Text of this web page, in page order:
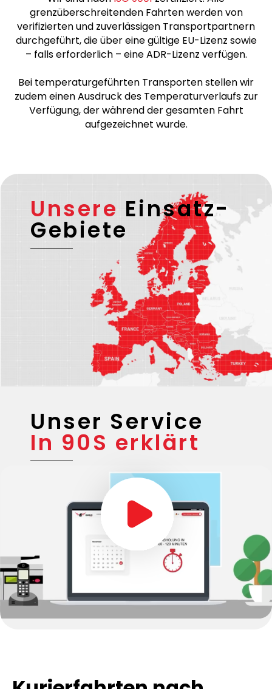
grenzüberschreitenden Fahrten werden von
verifizierten und zuverlässigen Transportpartnern
durchgeführt, die über eine gültige EU-Lizenz sowie
– falls erforderlich – eine ADR-Lizenz verfügen.
Bei temperaturgeführten Transporten stellen wir
zudem einen Ausdruck des Temperaturverlaufs zur
Verfügung, der während der gesamten Fahrt
aufgezeichnet wurde.
Unsere Einsatz-
Gebiete
Unser Service
In 90S erklärt